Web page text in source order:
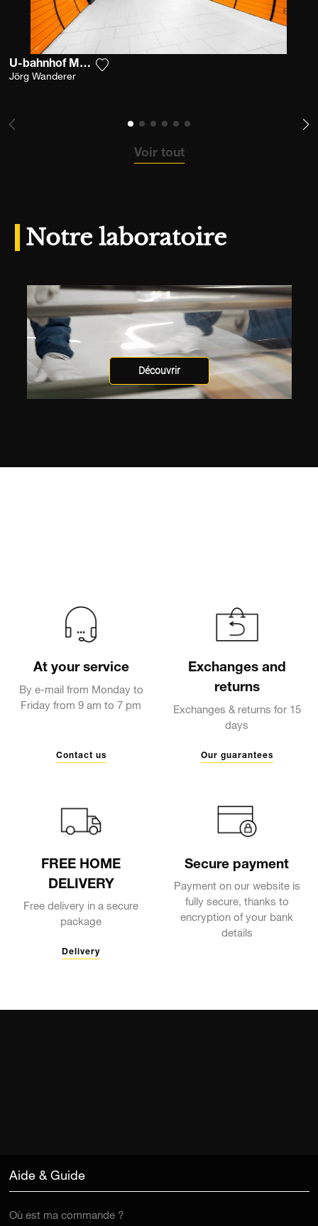
U-bahnhof Marienplatz
Jörg Wanderer
Voir tout
Notre laboratoire
Découvrir
At your service
By e-mail from Monday to
Friday from 9 am to 7 pm
Contact us
Exchanges and
returns
Exchanges & returns for 15
days
Our guarantees
FREE HOME
DELIVERY
Free delivery in a secure
package
Delivery
Secure payment
Payment on our website is
fully secure, thanks to
encryption of your bank
details
Aide & Guide
Où est ma commande ?